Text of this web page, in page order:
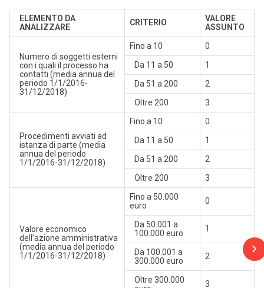
ELEMENTO DA
ANALIZZARE
CRITERIO
VALORE
ASSUNTO
Numero di soggetti esterni
con i quali il processo ha
contatti (media annua del
periodo 1/1/2016-
31/12/2018)
Fino a 10
0
Da 11 a 50
1
Da 51 a 200
2
Oltre 200
3
Procedimenti avviati ad
istanza di parte (media
annua del periodo
1/1/2016-31/12/2018)
Fino a 10
0
Da 11 a 50
1
Da 51 a 200
2
Oltre 200
3
Valore economico
dell’azione amministrativa
(media annua del periodo
1/1/2016-31/12/2018)
Fino a 50.000
euro
0
Da 50.001 a
100.000 euro
1
Da 100.001 a
300.000 euro
2
Oltre 300.000
3